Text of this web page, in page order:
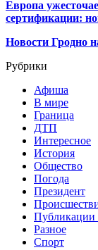
Европа
сертификации:
Новости Гродно
Рубрики
Афиша
В мире
Граница
ДТП
Интересное
История
Общество
Погода
Президент
Публикации
Разное
Спорт